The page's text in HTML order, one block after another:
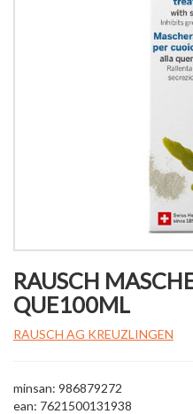
RAUSCH
QUE100ML
RAUSCH AG KREUZLINGEN
minsan: 986879272
ean: 7621500131938